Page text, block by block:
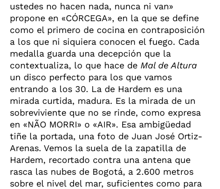
ustedes no hacen nada, nunca ni van»
propone en «CÓRCEGA», en la que se define
como el primero de cocina en contraposición
a los que ni siquiera conocen el fuego. Cada
medalla guarda una decepción que la
contextualiza, lo que hace de Mal de Altura
un disco perfecto para los que vamos
entrando a los 30. La de Hardem es una
mirada curtida, madura. Es la mirada de un
sobreviviente que no se rinde, como expresa
en «NÃO MORRI» o «AIR». Esa ambigüedad
tiñe la portada, una foto de Juan José Ortiz-
Arenas. Vemos la suela de la zapatilla de
Hardem, recortado contra una antena que
rasca las nubes de Bogotá, a 2.600 metros
sobre el nivel del mar, suficientes como para